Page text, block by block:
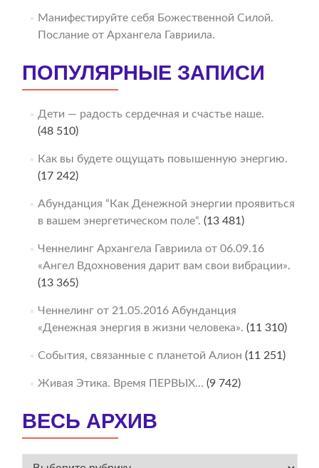
Манифестируйте себя Божественной Силой.
Послание от Архангела Гавриила.
ПОПУЛЯРНЫЕ ЗАПИСИ
Дети — радость сердечная и счастье наше.
(48 510)
Как вы будете ощущать повышенную энергию.
(17 242)
Абунданция “Как Денежной энергии проявиться
в вашем энергетическом поле“. (13 481)
Ченнелинг Архангела Гавриила от 06.09.16
«Ангел Вдохновения дарит вам свои вибрации».
(13 365)
Ченнелинг от 21.05.2016 Абунданция
«Денежная энергия в жизни человека». (11 310)
События, связанные с планетой Алион (11 251)
Живая Этика. Время ПЕРВЫХ… (9 742)
ВЕСЬ АРХИВ
ВЕСЬ